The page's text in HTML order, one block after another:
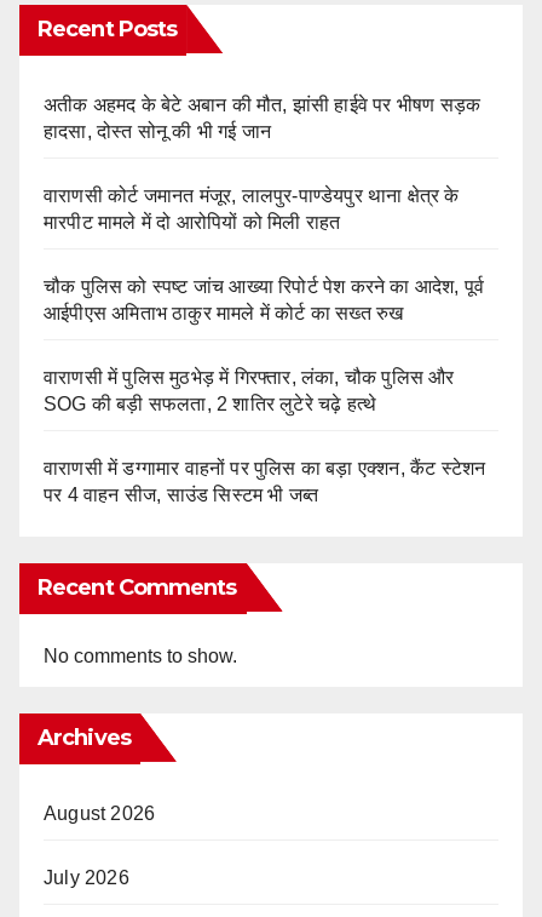
Recent Posts
अतीक अहमद के बेटे अबान की मौत, झांसी हाईवे पर भीषण सड़क
हादसा, दोस्त सोनू की भी गई जान
वाराणसी कोर्ट जमानत मंजूर, लालपुर-पाण्डेयपुर थाना क्षेत्र के
मारपीट मामले में दो आरोपियों को मिली राहत
चौक पुलिस को स्पष्ट जांच आख्या रिपोर्ट पेश करने का आदेश, पूर्व
आईपीएस अमिताभ ठाकुर मामले में कोर्ट का सख्त रुख
वाराणसी में पुलिस मुठभेड़ में गिरफ्तार, लंका, चौक पुलिस और
SOG की बड़ी सफलता, 2 शातिर लुटेरे चढ़े हत्थे
वाराणसी में डग्गामार वाहनों पर पुलिस का बड़ा एक्शन, कैंट स्टेशन
पर 4 वाहन सीज, साउंड सिस्टम भी जब्त
Recent Comments
No comments to show.
Archives
August 2026
July 2026